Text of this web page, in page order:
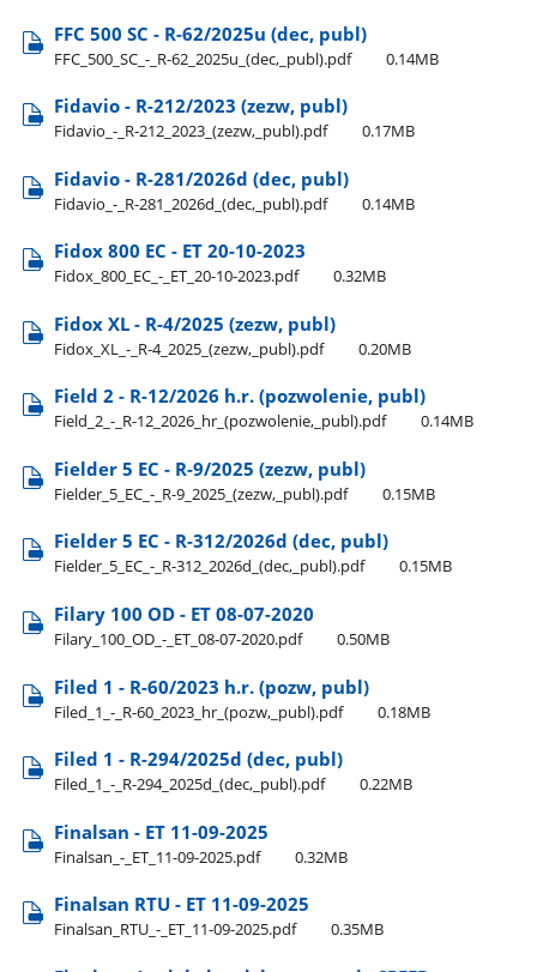
FFC 500 SC - R-62/2025u (dec, publ)
FFC​_500​_SC​_-​_R-62​_2025u​_(dec,​_publ).pdf 0.14MB
Fidavio - R-212/2023 (zezw, publ)
Fidavio​_-​_R-212​_2023​_(zezw,​_publ).pdf 0.17MB
Fidavio - R-281/2026d (dec, publ)
Fidavio​_-​_R-281​_2026d​_(dec,​_publ).pdf 0.14MB
Fidox 800 EC - ET 20-10-2023
Fidox​_800​_EC​_-​_ET​_20-10-2023.pdf 0.32MB
Fidox XL - R-4/2025 (zezw, publ)
Fidox​_XL​_-​_R-4​_2025​_(zezw,​_publ).pdf 0.20MB
Field 2 - R-12/2026 h.r. (pozwolenie, publ)
Field​_2​_-​_R-12​_2026​_hr​_(pozwolenie,​_publ).pdf 0.14MB
Fielder 5 EC - R-9/2025 (zezw, publ)
Fielder​_5​_EC​_-​_R-9​_2025​_(zezw,​_publ).pdf 0.15MB
Fielder 5 EC - R-312/2026d (dec, publ)
Fielder​_5​_EC​_-​_R-312​_2026d​_(dec,​_publ).pdf 0.15MB
Filary 100 OD - ET 08-07-2020
Filary​_100​_OD​_-​_ET​_08-07-2020.pdf 0.50MB
Filed 1 - R-60/2023 h.r. (pozw, publ)
Filed​_1​_-​_R-60​_2023​_hr​_(pozw,​_publ).pdf 0.18MB
Filed 1 - R-294/2025d (dec, publ)
Filed​_1​_-​_R-294​_2025d​_(dec,​_publ).pdf 0.22MB
Finalsan - ET 11-09-2025
Finalsan​_-​_ET​_11-09-2025.pdf 0.32MB
Finalsan RTU - ET 11-09-2025
Finalsan​_RTU​_-​_ET​_11-09-2025.pdf 0.35MB